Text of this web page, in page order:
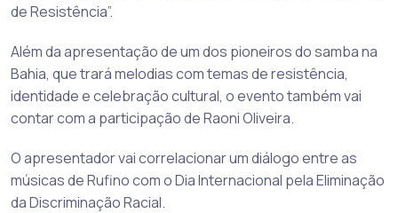
de Resistência”.
Além da apresentação de um dos pioneiros do samba na
Bahia, que trará melodias com temas de resistência,
identidade e celebração cultural, o evento também vai
contar com a participação de Raoni Oliveira.
O apresentador vai correlacionar um diálogo entre as
músicas de Rufino com o Dia Internacional pela Eliminação
da Discriminação Racial.